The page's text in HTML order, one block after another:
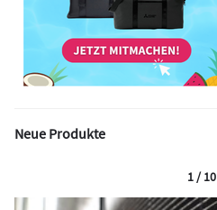
Neue Produkte
1 / 10